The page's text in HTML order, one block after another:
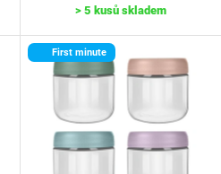
> 5 kusů skladem
First minute